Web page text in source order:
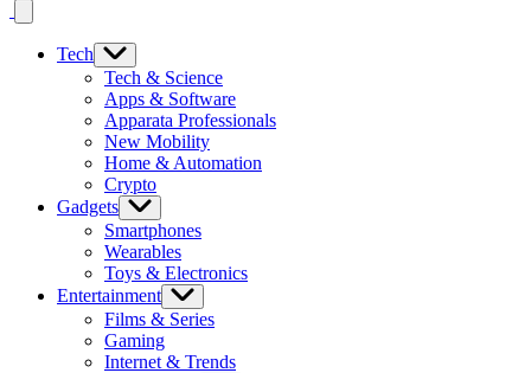
Tech
Tech & Science
Apps & Software
Apparata Professionals
New Mobility
Home & Automation
Crypto
Gadgets
Smartphones
Wearables
Toys & Electronics
Entertainment
Films & Series
Gaming
Internet & Trends